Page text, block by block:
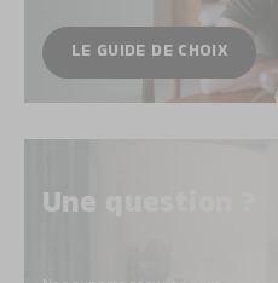
LE GUIDE DE CHOIX
Une question ?